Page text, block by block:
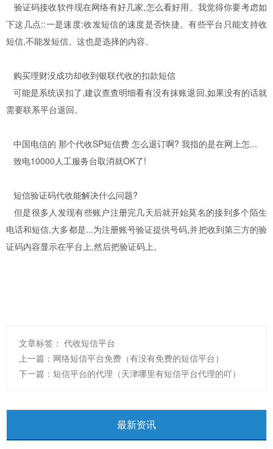
验证码接收软件现在网络有好几家,怎么看好用。我觉得你要考虑如
下这几点::一是速度:收发短信的速度是否快捷。有些平台只能支持收
短信,不能发短信。这也是选择的内容。
购买理财没成功却收到银联代收的扣款短信
可能是系统误扣了,建议查查明细看有没有抹账退回,如果没有的话就
需要联系平台退回。
中国电信的 那个代收SP短信费 怎么退订啊? 我指的是在网上怎...
致电10000人工服务台取消就OK了!
短信验证码代收能解决什么问题?
但是很多人发现有些账户注册完几天后就开始莫名的接到多个陌生
电话和短信,大多都是...为注册账号验证提供号码,并把收到第三方的验
证码内容显示在平台上,然后把验证码上。
文章标签： 代收短信平台
上一篇： 网络短信平台免费（有没有免费的短信平台）
下一篇： 短信平台的代理（天津哪里有短信平台代理的吖）
最新资讯